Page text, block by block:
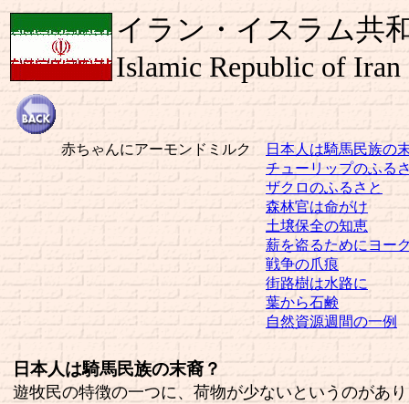
イラン・イスラム共
Islamic Republic of Iran
赤ちゃんにアーモンドミルク
日本人は騎馬民族の
チューリップのふる
ザクロのふるさと
森林官は命がけ
土壌保全の知恵
薪を盗るためにヨー
戦争の爪痕
街路樹は水路に
葉から石鹸
自然資源週間の一例
日本人は騎馬民族の末裔？
遊牧民の特徴の一つに、荷物が少ないというのがあ